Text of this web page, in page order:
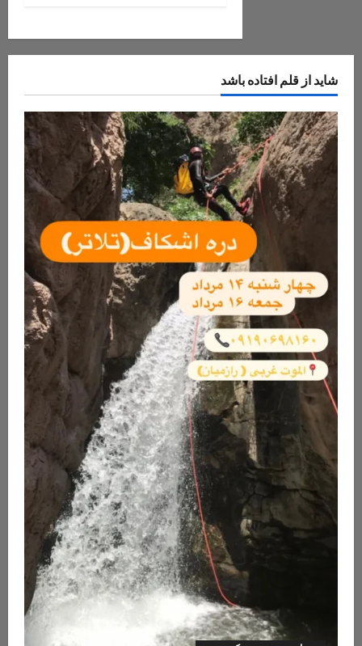
شاید از قلم افتاده باشد